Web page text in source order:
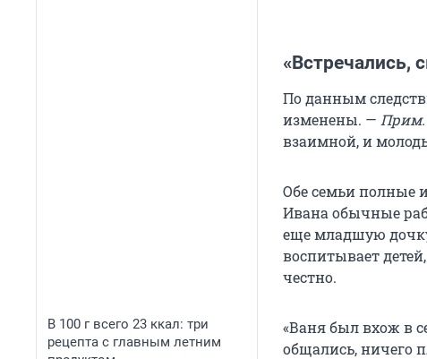
В 100 г всего 23 ккал: три
рецепта с главным летним
«Встречались,
По данным
изменены. — Прим.
взаимной, и
Обе семьи полные
Ивана обычные
еще младшую
воспитывает
честно.
«Ваня был вхож в
общались, ничего